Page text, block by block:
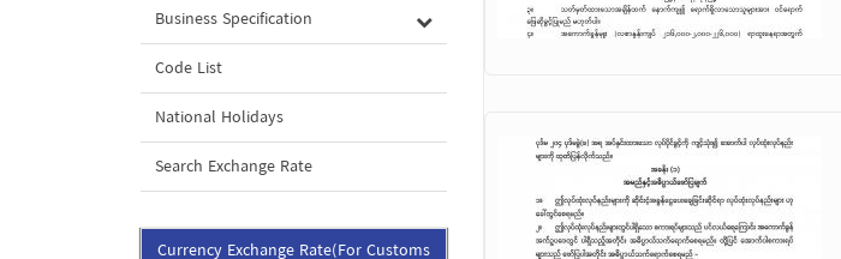
Business Specification
Code List
National Holidays
Search Exchange Rate
Currency Exchange Rate(For Customs